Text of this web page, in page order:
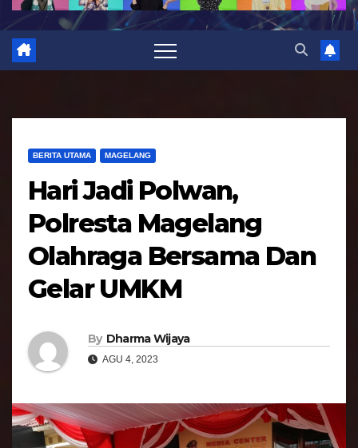
n
BERITA UTAMA MAGELANG
Hari Jadi Polwan,
Polresta Magelang
Olahraga Bersama Dan
Gelar UMKM
By Dharma Wijaya
AGU 4, 2023